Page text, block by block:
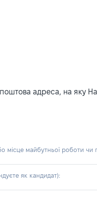
адреса, на яку
місце майбутньої роботи чи
як кандидат):